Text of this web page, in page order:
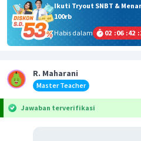
Ikuti Tryout SNBT &
100rb
Habis dalam
02 :06 :42 :
R. Maharani
Master Teacher
Jawaban terverifikasi